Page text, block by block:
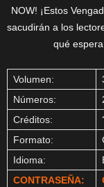
NOW! ¡Estos
sacudirán a los
qué
Volumen:
Números:
Créditos:
Formato:
Idioma:
CONTRASEÑA: